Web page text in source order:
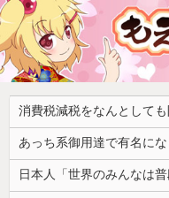
日本人「世界のみんなは